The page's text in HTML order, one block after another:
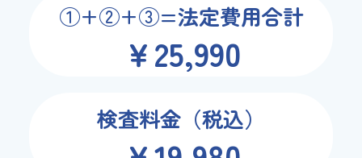
①+②+③=法定費用合計
￥25,990
検査料金（税込）